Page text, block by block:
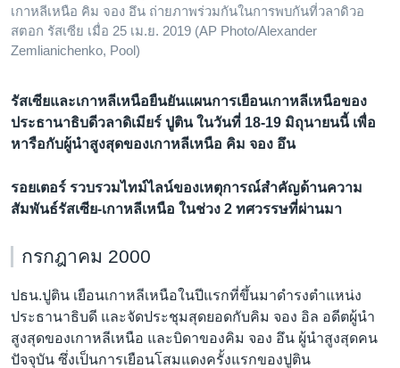
เลือกภาษา
เกาหลีเหนือ คิม จอง อึน ถ่ายภาพร่วมกันในการพบกันที่วลาดิวอ
สตอก รัสเซีย เมื่อ 25 เม.ย. 2019 (AP Photo/Alexander
Zemlianichenko, Pool)
รัสเซียและเกาหลีเหนือยืนยันแผนการเยือนเกาหลีเหนือของ
ประธานาธิบดีวลาดิเมียร์ ปูติน ในวันที่ 18-19 มิถุนายนนี้ เพื่อ
หารือกับผู้นำสูงสุดของเกาหลีเหนือ คิม จอง อึน
รอยเตอร์ รวบรวมไทม์ไลน์ของเหตุการณ์สำคัญด้านความ
สัมพันธ์รัสเซีย-เกาหลีเหนือ ในช่วง 2 ทศวรรษที่ผ่านมา
กรกฎาคม 2000
ปธน.ปูติน เยือนเกาหลีเหนือในปีแรกที่ขึ้นมาดำรงตำแหน่ง
ประธานาธิบดี และจัดประชุมสุดยอดกับคิม จอง อิล อดีตผู้นำ
สูงสุดของเกาหลีเหนือ และบิดาของคิม จอง อึน ผู้นำสูงสุดคน
ปัจจุบัน ซึ่งเป็นการเยือนโสมแดงครั้งแรกของปูติน